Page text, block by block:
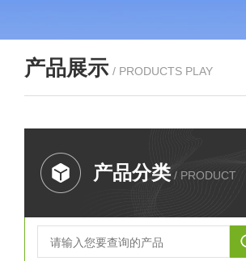
产品展示 / PRODUCTS PLAY
产品分类 / PRODUCT